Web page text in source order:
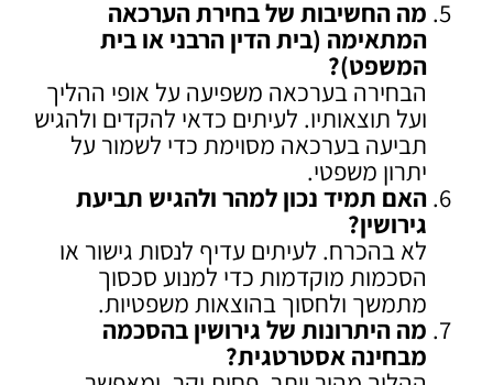
מה החשיבות של בחירת הערכאה
המתאימה (בית הדין הרבני או בית
המשפט)?
הבחירה בערכאה משפיעה על אופי ההליך
ועל תוצאותיו. לעיתים כדאי להקדים ולהגיש
תביעה בערכאה מסוימת כדי לשמור על
יתרון משפטי.
האם תמיד נכון למהר ולהגיש תביעת
גירושין?
לא בהכרח. לעיתים עדיף לנסות גישור או
הסכמות מוקדמות כדי למנוע סכסוך
מתמשך ולחסוך בהוצאות משפטיות.
מה היתרונות של גירושין בהסכמה
מבחינה אסטרטגית?